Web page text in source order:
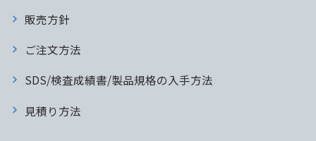
販売方針
ご注文方法
SDS/検査成績書/製品規格の入手方法
見積り方法